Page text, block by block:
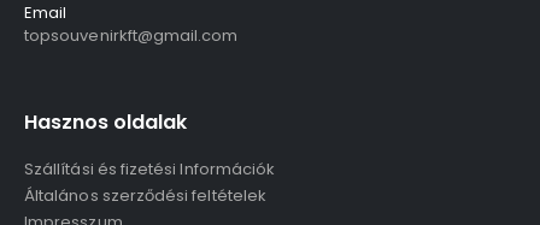
Email
topsouvenirkft@gmail.com
Hasznos oldalak
Szállítási és fizetési Információk
Általános szerződési feltételek